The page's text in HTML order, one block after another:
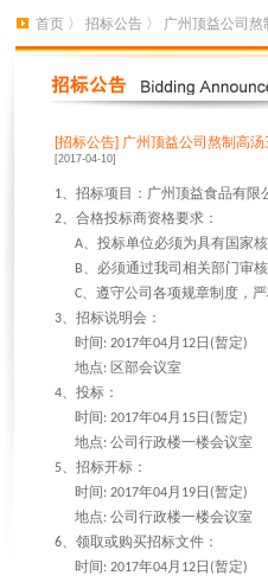
首页 〉 招标公告 〉 广州顶益公司
[招标公告] 广州顶益公司熬制高
[2017-04-10]
1、招标项目：广州顶益食品有限
2、合格投标商资格要求：
A、投标单位必须为具有国家
B、必须通过我司相关部门审
C、遵守公司各项规章制度，
3、招标说明会：
时间 : 2017年04月 12日 (暂定)
地点: 区部会议室
4、投标：
时间 : 2017年04月 15日 (暂定)
地点: 公司行政楼一楼会议室
5、招标开标：
时间 : 2017年04月 19日 (暂定)
地点: 公司行政楼一楼会议室
6、领取或购买招标文件：
时间 : 2017年04月 12日 (暂定)